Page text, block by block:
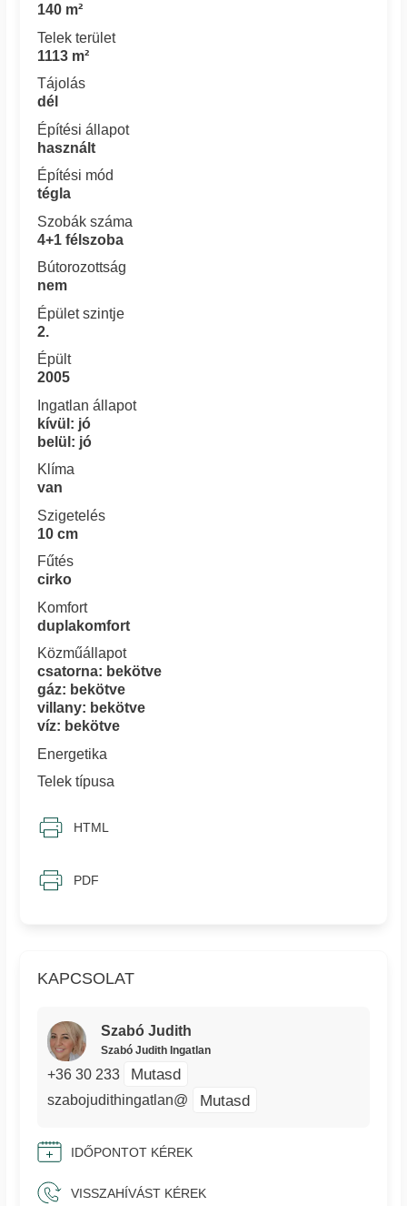
KAPCSOLAT
Szabó Judith
Szabó Judith Ingatlan
+36 30 233 Mutasd
szabojudithingatlan@ Mutasd
IDŐPONTOT KÉREK
VISSZAHÍVÁST KÉREK
140 m²
Telek terület
1113 m²
Tájolás
dél
Építési állapot
használt
Építési mód
tégla
Szobák száma
4+1 félszoba
Bútorozottság
nem
Épület szintje
2.
Épült
2005
Ingatlan állapot
kívül: jó
belül: jó
Klíma
van
Szigetelés
10 cm
Fűtés
cirko
Komfort
duplakomfort
Közműállapot
csatorna: bekötve
gáz: bekötve
villany: bekötve
víz: bekötve
Energetika
Telek típusa
HTML
PDF